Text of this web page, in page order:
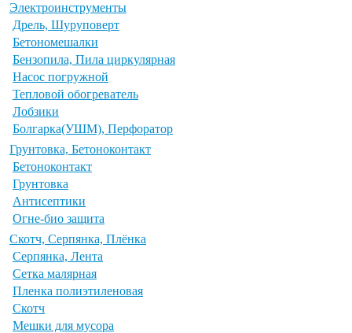
Электроинструменты
Дрель, Шуруповерт
Бетономешалки
Бензопила, Пила циркулярная
Насос погружной
Тепловой обогреватель
Лобзики
Болгарка(УШМ), Перфоратор
Грунтовка, Бетоноконтакт
Бетоноконтакт
Грунтовка
Антисептики
Огне-био защита
Скотч, Серпянка, Плёнка
Серпянка, Лента
Сетка малярная
Пленка полиэтиленовая
Скотч
Мешки для мусора